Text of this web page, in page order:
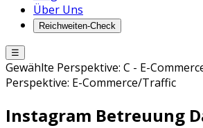
Über Uns
Reichweiten-Check
☰
Gewählte Perspektive: C - E-
Perspektive: E-Commerce/Traffic
Instagram Betreuung